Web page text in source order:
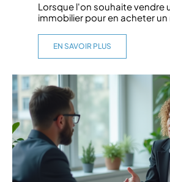
Lorsque l'on souhaite vendre
immobilier pour en acheter un
EN SAVOIR PLUS